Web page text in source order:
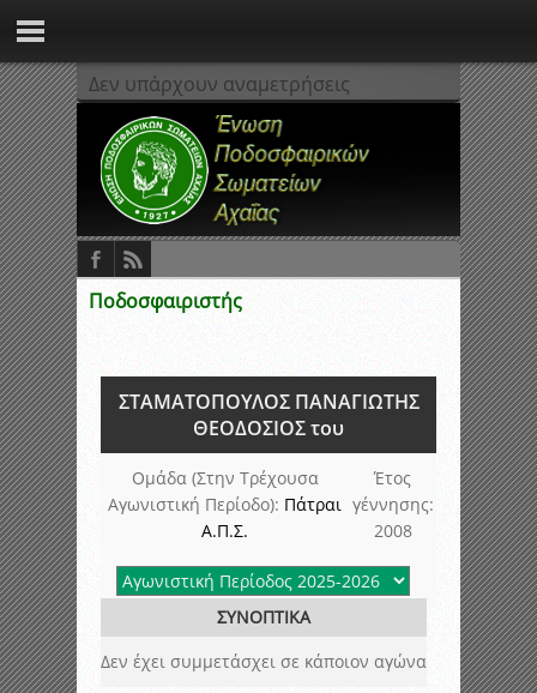
Δεν υπάρχουν αναμετρήσεις
Ποδοσφαιριστής
ΣΤΑΜΑΤΟΠΟΥΛΟΣ ΠΑΝΑΓΙΩΤΗΣ
ΘΕΟΔΟΣΙΟΣ του
Ομάδα (Στην Τρέχουσα
Αγωνιστική Περίοδο): Πάτραι
Α.Π.Σ.
Έτος
γέννησης:
2008
ΣΥΝΟΠΤΙΚΑ
Δεν έχει συμμετάσχει σε κάποιον αγώνα